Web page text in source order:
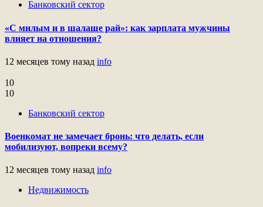
Банковский сектор
«С милым и в шалаше рай»: как зарплата мужчины
влияет на отношения?
12 месяцев тому назад info
10
10
Банковский сектор
Военкомат не замечает бронь: что делать, если
мобилизуют, вопреки всему?
12 месяцев тому назад info
Недвижимость